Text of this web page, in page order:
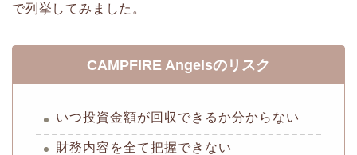
で列挙してみました。
CAMPFIRE Angelsのリスク
いつ投資金額が回収できるか分からない
財務内容を全て把握できない